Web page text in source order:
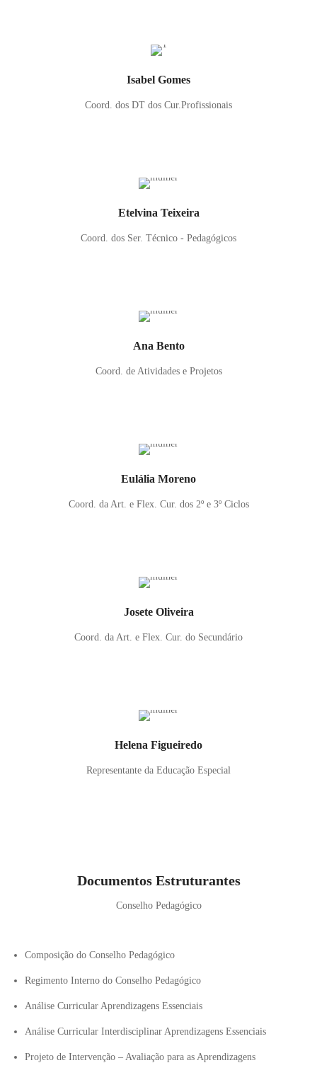
Isabel Gomes
Coord. dos DT dos Cur.Profissionais
Etelvina Teixeira
Coord. dos Ser. Técnico - Pedagógicos
Ana Bento
Coord. de Atividades e Projetos
Eulália Moreno
Coord. da Art. e Flex. Cur. dos 2º e 3º Ciclos
Josete Oliveira
Coord. da Art. e Flex. Cur. do Secundário
Helena Figueiredo
Representante da Educação Especial
Documentos Estruturantes
Conselho Pedagógico
Composição do Conselho Pedagógico
Regimento Interno do Conselho Pedagógico
Análise Curricular Aprendizagens Essenciais
Análise Curricular Interdisciplinar Aprendizagens Essenciais
Projeto de Intervenção – Avaliação para as Aprendizagens